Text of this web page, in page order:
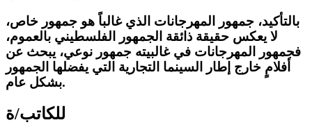
بالتأكيد، جمهور المهرجانات الذي غالباً هو جمهور خاص،
لا يعكس حقيقة ذائقة الجمهور الفلسطيني بالعموم،
فجمهور المهرجانات في غالبيته جمهور نوعي، يبحث عن
أفلامٍ خارج إطار السينما التجارية التي يفضلها الجمهور
بشكل عام.
للكاتب/ة